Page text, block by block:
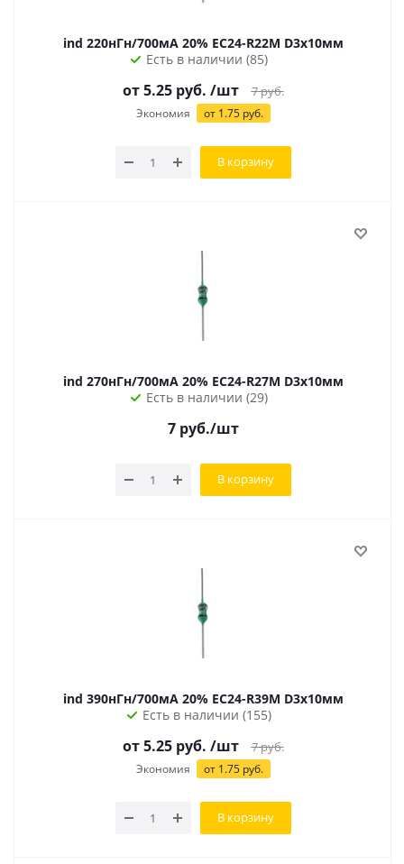
ind 220нГн/700мА 20% EC24-R22M D3х10мм
Есть в наличии (85)
от5.25руб. /шт 7руб.
Экономия от 1.75руб.
В корзину
ind 270нГн/700мА 20% EC24-R27M D3х10мм
Есть в наличии (29)
7руб./шт
В корзину
ind 390нГн/700мА 20% EC24-R39M D3х10мм
Есть в наличии (155)
от5.25руб. /шт 7руб.
Экономия от 1.75руб.
В корзину